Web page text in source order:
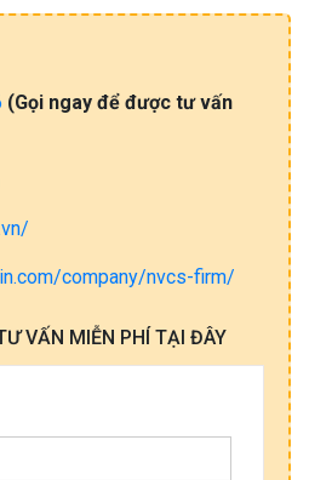
(Gọi​ ngay đ​ể​ đ​ư​ợc​ tư​ vấ​n
company/nvcs-firm/
VẤN MIỄN PHÍ TẠI ĐÂY